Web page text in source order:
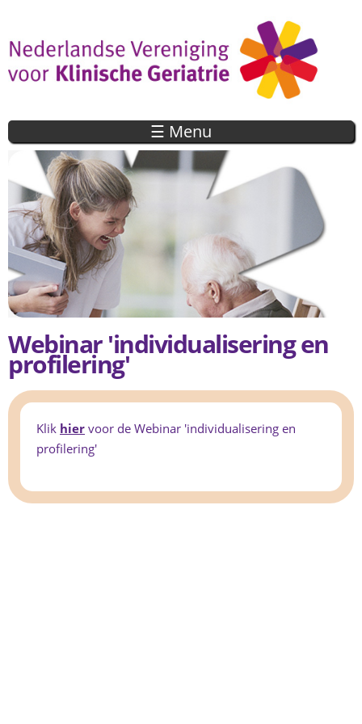
de inhoud
gaan
☰ Menu
Webinar 'individualisering en
profilering'
Klik hier voor de Webinar 'individualisering en
profilering'